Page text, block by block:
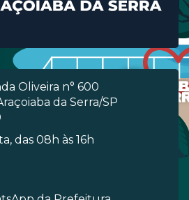
Oliveira n° 600
da Serra/SP
das 08h às 16h